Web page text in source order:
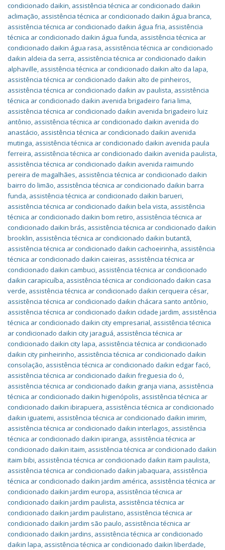
condicionado daikin, assistência técnica ar condicionado daikin
aclimação, assistência técnica ar condicionado daikin água branca,
assistência técnica ar condicionado daikin água fria, assistência
técnica ar condicionado daikin água funda, assistência técnica ar
condicionado daikin água rasa, assistência técnica ar condicionado
daikin aldeia da serra, assistência técnica ar condicionado daikin
alphaville, assistência técnica ar condicionado daikin alto da lapa,
assistência técnica ar condicionado daikin alto de pinheiros,
assistência técnica ar condicionado daikin av paulista, assistência
técnica ar condicionado daikin avenida brigadeiro faria lima,
assistência técnica ar condicionado daikin avenida brigadeiro luiz
antônio, assistência técnica ar condicionado daikin avenida do
anastácio, assistência técnica ar condicionado daikin avenida
mutinga, assistência técnica ar condicionado daikin avenida paula
ferreira, assistência técnica ar condicionado daikin avenida paulista,
assistência técnica ar condicionado daikin avenida raimundo
pereira de magalhães, assistência técnica ar condicionado daikin
bairro do limão, assistência técnica ar condicionado daikin barra
funda, assistência técnica ar condicionado daikin barueri,
assistência técnica ar condicionado daikin bela vista, assistência
técnica ar condicionado daikin bom retiro, assistência técnica ar
condicionado daikin brás, assistência técnica ar condicionado daikin
brooklin, assistência técnica ar condicionado daikin butantã,
assistência técnica ar condicionado daikin cachoeirinha, assistência
técnica ar condicionado daikin caieiras, assistência técnica ar
condicionado daikin cambuci, assistência técnica ar condicionado
daikin carapicuíba, assistência técnica ar condicionado daikin casa
verde, assistência técnica ar condicionado daikin cerqueira césar,
assistência técnica ar condicionado daikin chácara santo antônio,
assistência técnica ar condicionado daikin cidade jardim, assistência
técnica ar condicionado daikin city empresarial, assistência técnica
ar condicionado daikin city jaraguá, assistência técnica ar
condicionado daikin city lapa, assistência técnica ar condicionado
daikin city pinheirinho, assistência técnica ar condicionado daikin
consolação, assistência técnica ar condicionado daikin edgar facó,
assistência técnica ar condicionado daikin freguesia do ó,
assistência técnica ar condicionado daikin granja viana, assistência
técnica ar condicionado daikin higienópolis, assistência técnica ar
condicionado daikin ibirapuera, assistência técnica ar condicionado
daikin iguatemi, assistência técnica ar condicionado daikin imirim,
assistência técnica ar condicionado daikin interlagos, assistência
técnica ar condicionado daikin ipiranga, assistência técnica ar
condicionado daikin itaim, assistência técnica ar condicionado daikin
itaim bibi, assistência técnica ar condicionado daikin itaim paulista,
assistência técnica ar condicionado daikin jabaquara, assistência
técnica ar condicionado daikin jardim américa, assistência técnica ar
condicionado daikin jardim europa, assistência técnica ar
condicionado daikin jardim paulista, assistência técnica ar
condicionado daikin jardim paulistano, assistência técnica ar
condicionado daikin jardim são paulo, assistência técnica ar
condicionado daikin jardins, assistência técnica ar condicionado
daikin lapa, assistência técnica ar condicionado daikin liberdade,